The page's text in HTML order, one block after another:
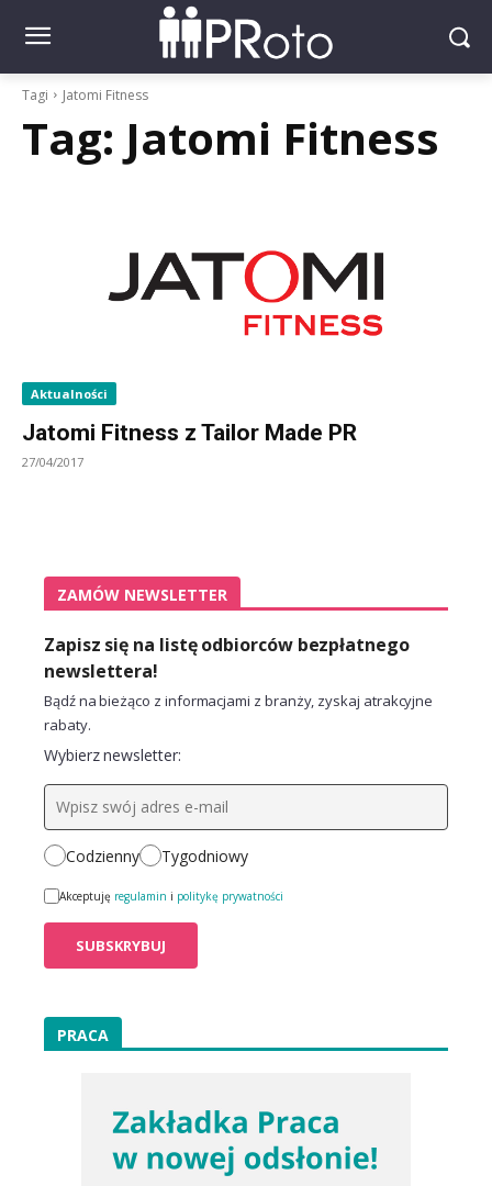
Tagi Jatomi Fitness
Tag: Jatomi Fitness
Aktualności
Jatomi Fitness z Tailor Made PR
27/04/2017
ZAMÓW NEWSLETTER
Zapisz się na listę odbiorców bezpłatnego
newslettera!
Bądź na bieżąco z informacjami z branży, zyskaj atrakcyjne
rabaty.
Wybierz newsletter:
Codzienny Tygodniowy
Akceptuję regulamin i politykę prywatności
PRACA